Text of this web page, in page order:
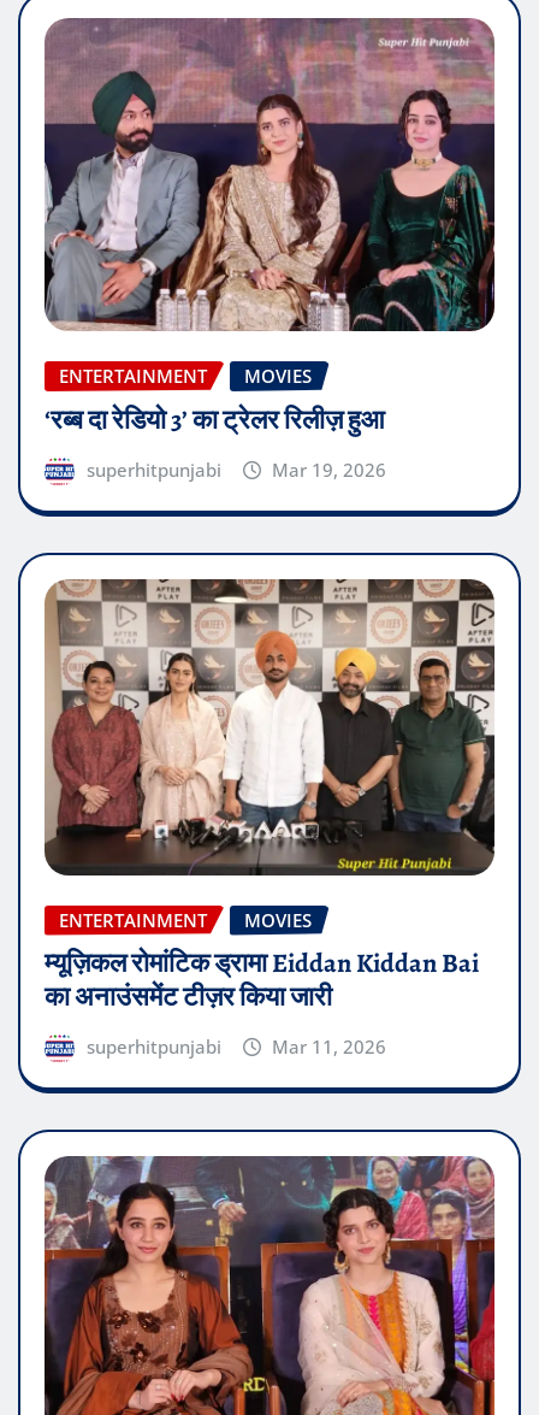
ENTERTAINMENT MOVIES
‘रब्ब दा रेडियो 3’ का ट्रेलर रिलीज़ हुआ
superhitpunjabi Mar 19, 2026
ENTERTAINMENT MOVIES
म्यूज़िकल रोमांटिक ड्रामा Eiddan Kiddan Bai
का अनाउंसमेंट टीज़र किया जारी
superhitpunjabi Mar 11, 2026